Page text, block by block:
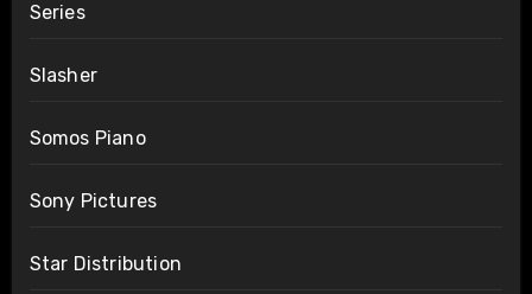
Series
Slasher
Somos Piano
Sony Pictures
Star Distribution